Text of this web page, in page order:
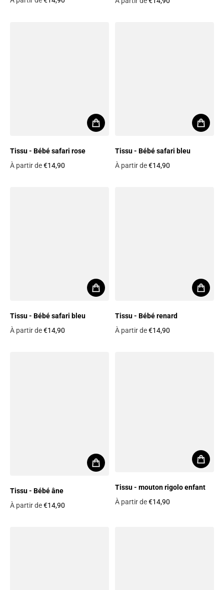
Tissu - Bébé safari rose
À partir de€14,90
Tissu - Bébé safari bleu
À partir de€14,90
Tissu - Bébé safari bleu
À partir de€14,90
Tissu - Bébé renard
À partir de€14,90
Tissu - Bébé âne
À partir de€14,90
Tissu - mouton rigolo enfant
À partir de€14,90